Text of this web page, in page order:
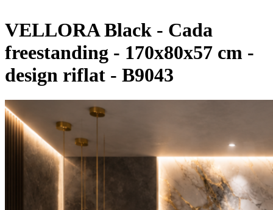
VELLORA Black - Cada
freestanding - 170x80x57 cm -
design riflat - B9043